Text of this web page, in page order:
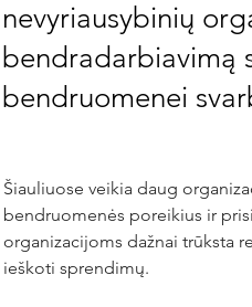
nevyriausybinių
bendradarbiavimą
bendruomenei
Šiauliuose veikia daug
bendruomenės poreikius ir
organizacijoms dažnai trūksta
ieškoti sprendimų.